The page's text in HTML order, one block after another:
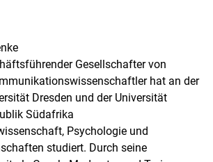
Gesellschafter von
hat an der
Dresden und der Universität
Südafrika
Psychologie und
studiert. Durch seine